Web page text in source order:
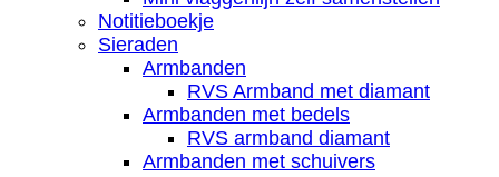
Notitieboekje
Sieraden
Armbanden
RVS Armband met diamant
Armbanden met bedels
RVS armband diamant
Armbanden met schuivers